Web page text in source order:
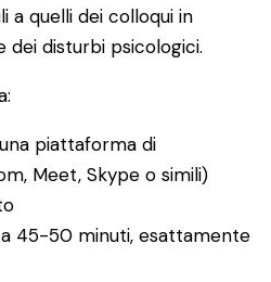
a quelli dei colloqui in
disturbi psicologici.
piattaforma di
Meet, Skype o simili)
45-50 minuti, esattamente